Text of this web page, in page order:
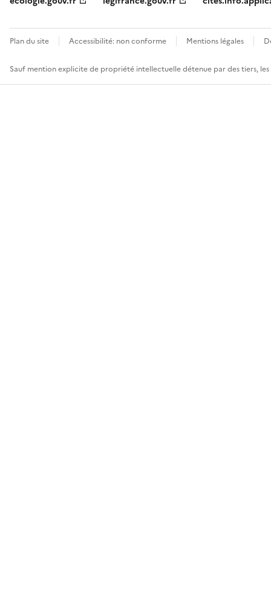
Plan du site Accessibilité: non conforme Mentions légales
Sauf mention explicite de propriété intellectuelle détenue par des tiers,